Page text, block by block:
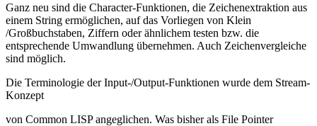
Ganz neu sind die Character-Funktionen, die Zeichenextraktion aus
einem String ermöglichen, auf das Vorliegen von Klein
/Großbuchstaben, Ziffern oder ähnlichem testen bzw. die
entsprechende Umwandlung übernehmen. Auch Zeichenvergleiche
sind möglich.
Die Terminologie der Input-/Output-Funktionen wurde dem Stream-
Konzept
von Common LISP angeglichen. Was bisher als File Pointer